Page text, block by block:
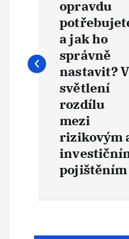
i
g
opravdu
a jak ho
správně
nastavit?
světlení
rozdílu
mezi
rizikovým
pojištěním